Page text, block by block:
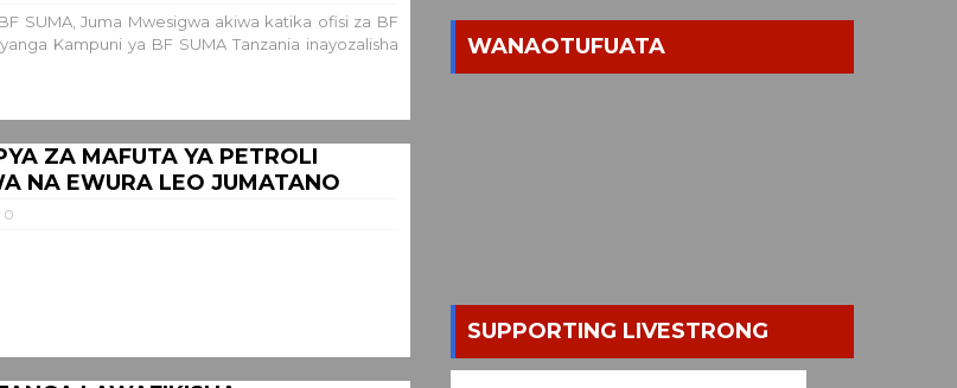
SUMA, Juma Mwesigwa akiwa katika ofisi za BF
Kampuni ya BF SUMA Tanzania inayozalisha
ZA MAFUTA YA PETROLI
NA EWURA LEO JUMATANO
0
WANAOTUFUATA
SUPPORTING LIVESTRONG